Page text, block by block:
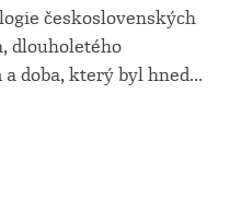
československých
dlouholetého
doba, který byl hned...